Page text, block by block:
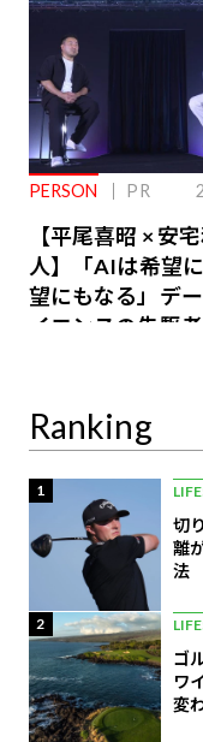
PERSON PR
【平尾喜昭 × 安
人】「AIは希望
望にもなる」デ
イエンスの先駆者
Ranking
1
切
離
法
2
ゴ
ワ
変